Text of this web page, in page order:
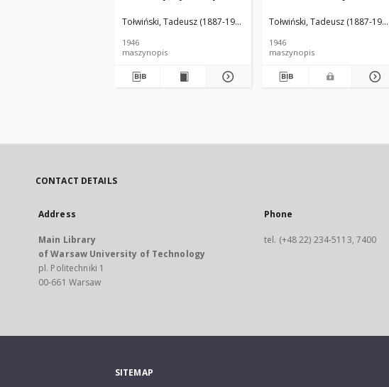
Tołwiński, Tadeusz (1887-1951)
1946
maszynopis
Tołwiński, Tadeusz (1887-
1946
maszynopis
CONTACT DETAILS
Address
Main Library
of Warsaw University of Technology
pl. Politechniki 1
00-661 Warsaw
Phone
tel. (+48 22) 234-5113, 7400
SITEMAP